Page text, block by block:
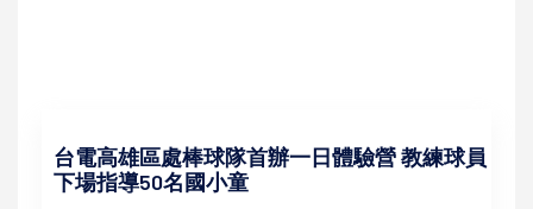
台電高雄區處棒球隊首辦一日體驗營 教練球員
下場指導50名國小童